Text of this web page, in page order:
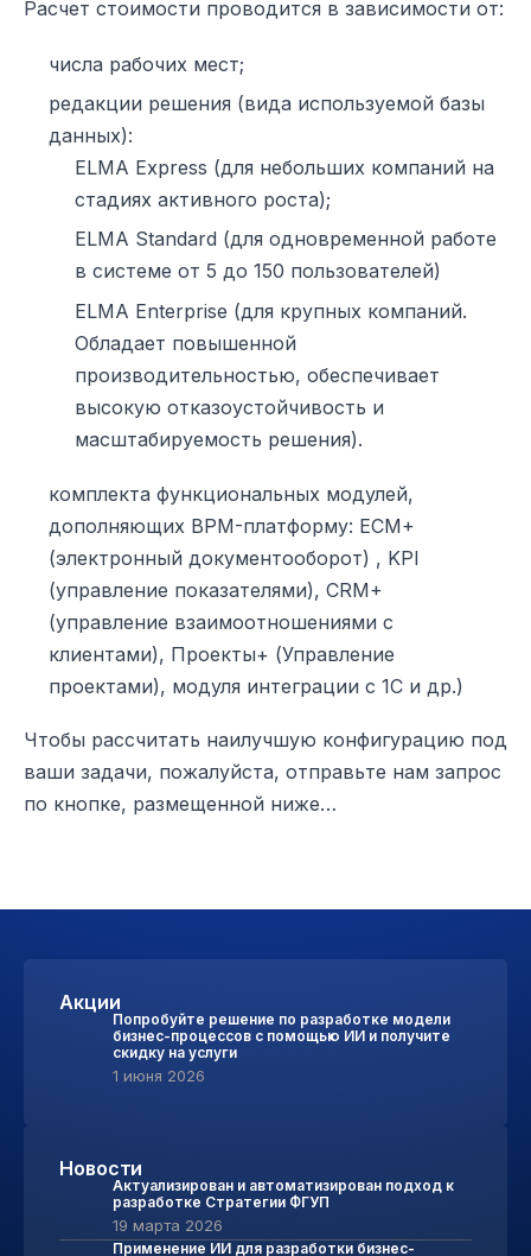
Расчет стоимости проводится в зависимости от:
числа рабочих мест;
редакции решения (вида используемой базы
данных):
ELMA Express (для небольших компаний на
стадиях активного роста);
ELMA Standard (для одновременной работе
в системе от 5 до 150 пользователей)
ELMA Enterprise (для крупных компаний.
Обладает повышенной
производительностью, обеспечивает
высокую отказоустойчивость и
масштабируемость решения).
комплекта функциональных модулей,
дополняющих BPM-платформу: ECM+
(электронный документооборот) , KPI
(управление показателями), CRM+
(управление взаимоотношениями с
клиентами), Проекты+ (Управление
проектами), модуля интеграции с 1С и др.)
Чтобы рассчитать наилучшую конфигурацию под
ваши задачи, пожалуйста, отправьте нам запрос
по кнопке, размещенной ниже…
Акции
Попробуйте решение по разработке модели
бизнес-процессов с помощью ИИ и получите
скидку на услуги
1 июня 2026
Новости
Актуализирован и автоматизирован подход к
разработке Стратегии ФГУП
19 марта 2026
Применение ИИ для разработки бизнес-